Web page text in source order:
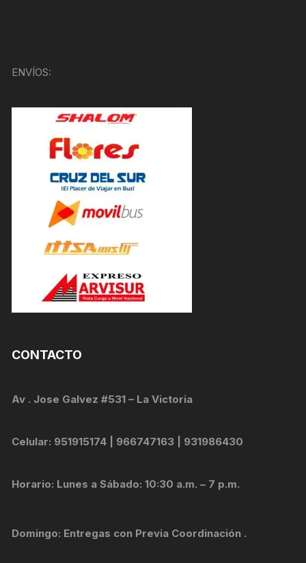
ENVÍOS:
CONTACTO
Av . Jose Galvez #531 – La Victoria
Celular: 951915174 | 966747163 | 931986430
Horario: Lunes a Sábado: 10:30 a.m. – 7 p.m.
Domingo: Entregas con Previa Coordinación .